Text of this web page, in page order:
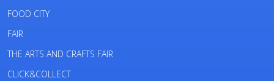
FOOD CITY
FAIR
THE ARTS AND CRAFTS FAIR
CLICK&COLLECT